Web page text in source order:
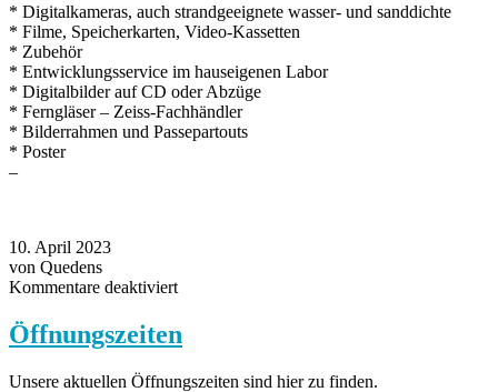
* Digitalkameras, auch strandgeeignete wasser- und sanddichte
* Filme, Speicherkarten, Video-Kassetten
* Zubehör
* Entwicklungsservice im hauseigenen Labor
* Digitalbilder auf CD oder Abzüge
* Ferngläser – Zeiss-Fachhändler
* Bilderrahmen und Passepartouts
* Poster
–
10. April 2023
von Quedens
Kommentare deaktiviertfür
Öffnungszeiten
Unsere aktuellen Öffnungszeiten sind hier zu finden.